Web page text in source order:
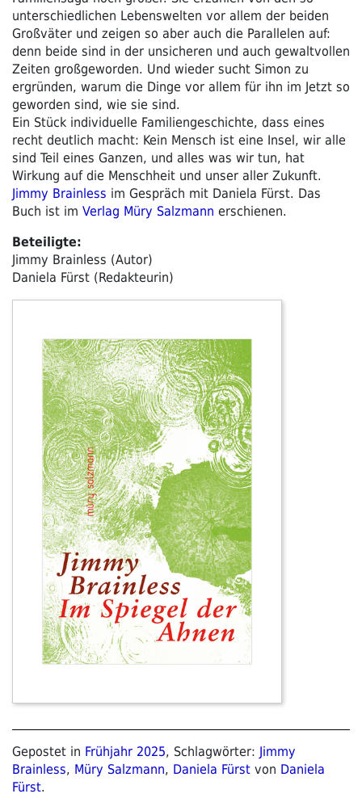
unterschiedlichen Lebenswelten vor allem der beiden
Großväter und zeigen so aber auch die Parallelen auf:
denn beide sind in der unsicheren und auch gewaltvollen
Zeiten großgeworden. Und wieder sucht Simon zu
ergründen, warum die Dinge vor allem für ihn im Jetzt so
geworden sind, wie sie sind.
Ein Stück individuelle Familiengeschichte, dass eines
recht deutlich macht: Kein Mensch ist eine Insel, wir alle
sind Teil eines Ganzen, und alles was wir tun, hat
Wirkung auf die Menschheit und unser aller Zukunft.
Jimmy Brainless im Gespräch mit Daniela Fürst. Das
Buch ist im Verlag Müry Salzmann erschienen.
Beteiligte:
Jimmy Brainless (Autor)
Daniela Fürst (Redakteurin)
Gepostet in Frühjahr 2025, Schlagwörter: Jimmy
Brainless, Müry Salzmann, Daniela Fürst von Daniela
Fürst.